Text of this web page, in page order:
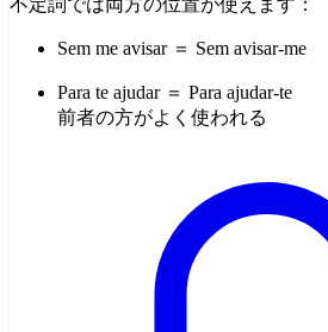
Sem me avisar ＝ Sem avisar-me
Para te ajudar ＝ Para ajudar-te
前者の方がよく使われる